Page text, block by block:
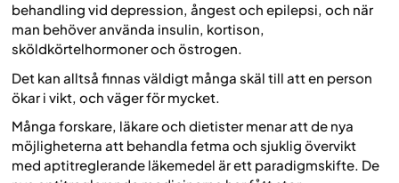
behandling vid depression, ångest och epilepsi, och när
man behöver använda insulin, kortison,
sköldkörtelhormoner och östrogen.
Det kan alltså finnas väldigt många skäl till att en person
ökar i vikt, och väger för mycket.
Många forskare, läkare och dietister menar att de nya
möjligheterna att behandla fetma och sjuklig övervikt
med aptitreglerande läkemedel är ett paradigmskifte. De